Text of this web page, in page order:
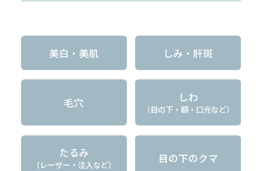
美白・美肌 しみ・肝斑
毛穴 しわ
（目の下・額・口元など）
たるみ
（レーザー・注入など） 目の下のクマ